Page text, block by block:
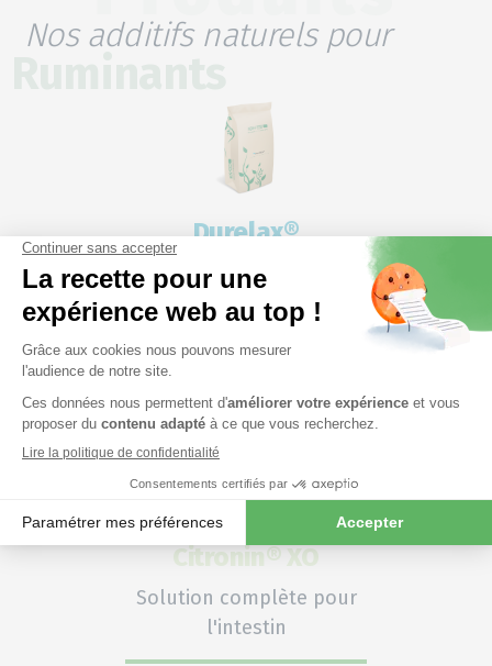
Nos additifs naturels pour
Durelax®
Calme les animaux
naturellement
Citronin® XO
Solution complète pour
l'intestin